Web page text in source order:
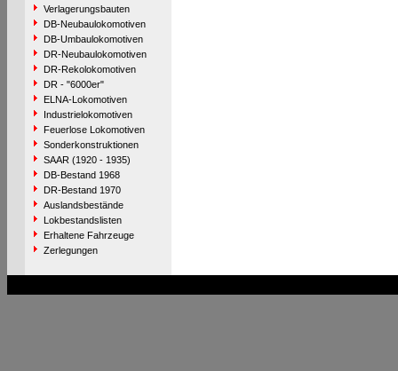
Verlagerungsbauten
DB-Neubaulokomotiven
DB-Umbaulokomotiven
DR-Neubaulokomotiven
DR-Rekolokomotiven
DR - "6000er"
ELNA-Lokomotiven
Industrielokomotiven
Feuerlose Lokomotiven
Sonderkonstruktionen
SAAR (1920 - 1935)
DB-Bestand 1968
DR-Bestand 1970
Auslandsbestände
Lokbestandslisten
Erhaltene Fahrzeuge
Zerlegungen